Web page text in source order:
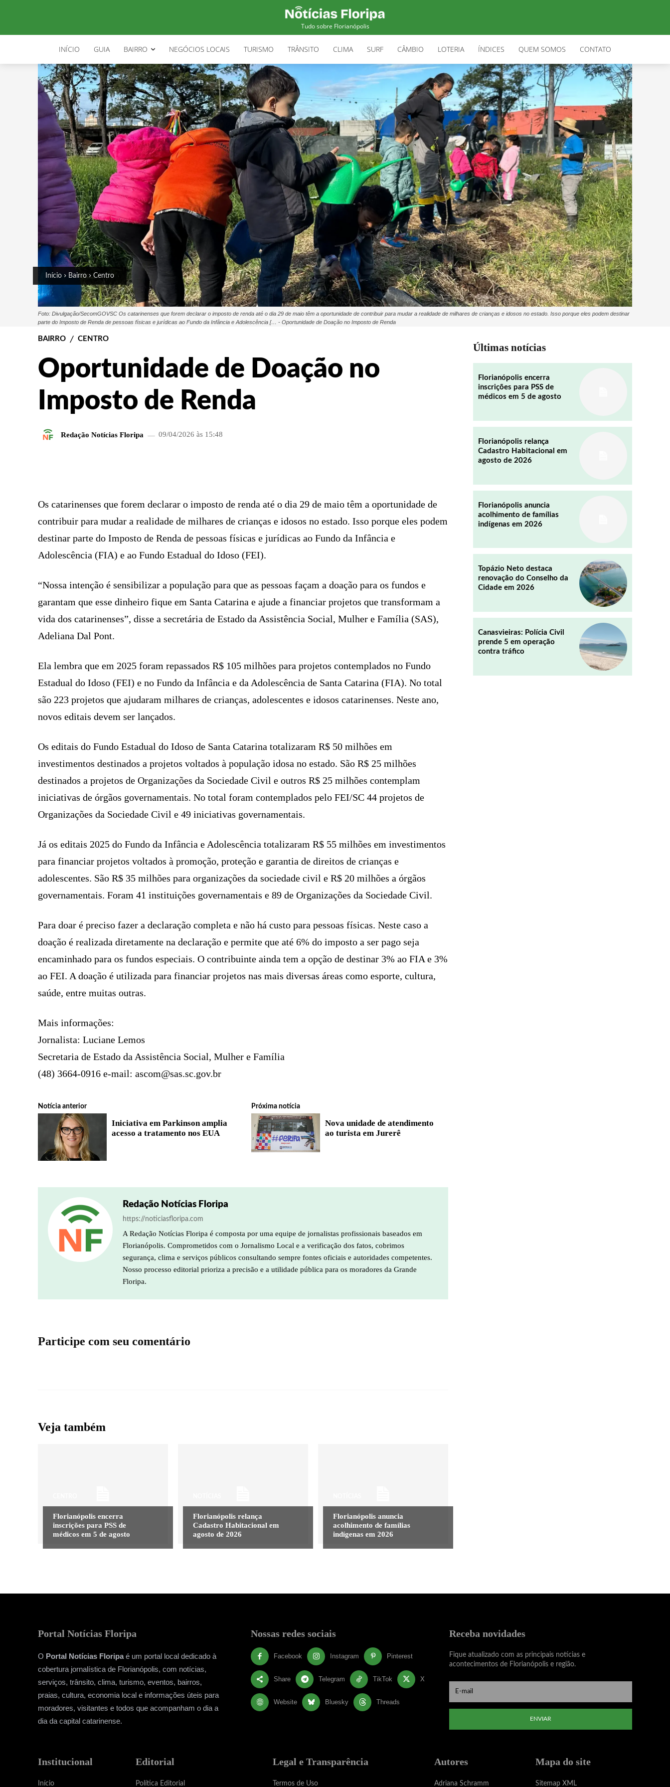
Tudo sobre Florianópolis
INÍCIO GUIA BAIRRO NEGÓCIOS LOCAIS TURISMO TRÂNSITO CLIMA SURF CÂMBIO LOTERIA ÍNDICES QUEM SOMOS CONTATO
Início Bairro Centro
Foto: Divulgação/SecomGOVSC Os catarinenses que forem declarar o imposto de renda até o dia 29 de maio têm a oportunidade de contribuir para mudar a realidade de milhares de crianças e idosos no estado. Isso porque eles podem destinar
parte do Imposto de Renda de pessoas físicas e jurídicas ao Fundo da Infância e Adolescência [… - Oportunidade de Doação no Imposto de Renda
BAIRRO CENTRO
Oportunidade de Doação no
Imposto de Renda
Redação Notícias Floripa 09/04/2026 às 15:48
Os catarinenses que forem declarar o imposto de renda até o dia 29 de maio têm a oportunidade de
contribuir para mudar a realidade de milhares de crianças e idosos no estado. Isso porque eles podem
destinar parte do Imposto de Renda de pessoas físicas e jurídicas ao Fundo da Infância e
Adolescência (FIA) e ao Fundo Estadual do Idoso (FEI).
“Nossa intenção é sensibilizar a população para que as pessoas façam a doação para os fundos e
garantam que esse dinheiro fique em Santa Catarina e ajude a financiar projetos que transformam a
vida dos catarinenses”, disse a secretária de Estado da Assistência Social, Mulher e Família (SAS),
Adeliana Dal Pont.
Ela lembra que em 2025 foram repassados R$ 105 milhões para projetos contemplados no Fundo
Estadual do Idoso (FEI) e no Fundo da Infância e da Adolescência de Santa Catarina (FIA). No total
são 223 projetos que ajudaram milhares de crianças, adolescentes e idosos catarinenses. Neste ano,
novos editais devem ser lançados.
Os editais do Fundo Estadual do Idoso de Santa Catarina totalizaram R$ 50 milhões em
investimentos destinados a projetos voltados à população idosa no estado. São R$ 25 milhões
destinados a projetos de Organizações da Sociedade Civil e outros R$ 25 milhões contemplam
iniciativas de órgãos governamentais. No total foram contemplados pelo FEI/SC 44 projetos de
Organizações da Sociedade Civil e 49 iniciativas governamentais.
Já os editais 2025 do Fundo da Infância e Adolescência totalizaram R$ 55 milhões em investimentos
para financiar projetos voltados à promoção, proteção e garantia de direitos de crianças e
adolescentes. São R$ 35 milhões para organizações da sociedade civil e R$ 20 milhões a órgãos
governamentais. Foram 41 instituições governamentais e 89 de Organizações da Sociedade Civil.
Para doar é preciso fazer a declaração completa e não há custo para pessoas físicas. Neste caso a
doação é realizada diretamente na declaração e permite que até 6% do imposto a ser pago seja
encaminhado para os fundos especiais. O contribuinte ainda tem a opção de destinar 3% ao FIA e 3%
ao FEI. A doação é utilizada para financiar projetos nas mais diversas áreas como esporte, cultura,
saúde, entre muitas outras.
Mais informações:
Jornalista: Luciane Lemos
Secretaria de Estado da Assistência Social, Mulher e Família
(48) 3664-0916 e-mail: ascom@sas.sc.gov.br
Notícia anterior
Iniciativa em Parkinson amplia
acesso a tratamento nos EUA
Próxima notícia
Nova unidade de atendimento
ao turista em Jurerê
Redação Notícias Floripa
https://noticiasfloripa.com
A Redação Notícias Floripa é composta por uma equipe de jornalistas profissionais baseados em
Florianópolis. Comprometidos com o Jornalismo Local e a verificação dos fatos, cobrimos
segurança, clima e serviços públicos consultando sempre fontes oficiais e autoridades competentes.
Nosso processo editorial prioriza a precisão e a utilidade pública para os moradores da Grande
Floripa.
Participe com seu comentário
Veja também
Florianópolis encerra
inscrições para PSS de
médicos em 5 de agosto
Florianópolis relança
Cadastro Habitacional em
agosto de 2026
Florianópolis anuncia
acolhimento de famílias
indígenas em 2026
Últimas notícias
Florianópolis encerra
inscrições para PSS de
médicos em 5 de agosto
Florianópolis relança
Cadastro Habitacional em
agosto de 2026
Florianópolis anuncia
acolhimento de famílias
indígenas em 2026
Topázio Neto destaca
renovação do Conselho da
Cidade em 2026
Canasvieiras: Polícia Civil
prende 5 em operação
contra tráfico
Portal Notícias Floripa
O Portal Notícias Floripaé um portal local dedicado à
cobertura jornalística de Florianópolis, com notícias,
serviços, trânsito, clima, turismo, eventos, bairros,
praias, cultura, economia local e informações úteis para
moradores, visitantes e todos que acompanham o dia a
dia da capital catarinense.
Nossas redes sociais
Facebook Instagram Pinterest
Share Telegram TikTok X
Website Bluesky Threads
Receba novidades
Fique atualizado com as principais notícias e
acontecimentos de Florianópolis e região.
ENVIAR
Institucional
Início
Editorial
Política Editorial
Legal e Transparência
Termos de Uso
Autores
Adriana Schramm
Mapa do site
Sitemap XML